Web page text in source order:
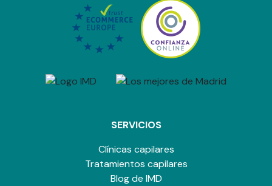
SERVICIOS
Clínicas capilares
Tratamientos capilares
Blog de IMD